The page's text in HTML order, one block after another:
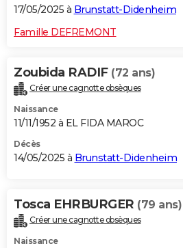
17/05/2025 à Brunstatt-Didenheim
Famille DEFREMONT
Zoubida RADIF (72 ans)
Créer une cagnotte obsèques
Naissance
11/11/1952 à EL FIDA MAROC
Décès
14/05/2025 à Brunstatt-Didenheim
Tosca EHRBURGER (79 ans)
Créer une cagnotte obsèques
Naissance